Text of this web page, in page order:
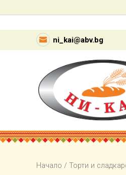
ni_kai@abv.bg
Начало / Торти и